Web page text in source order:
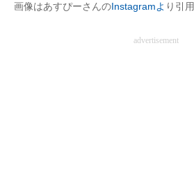
画像はあすぴーさんのInstagramよ り引用
advertisement